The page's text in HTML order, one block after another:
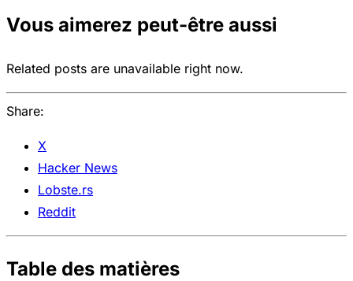
Vous aimerez peut-être aussi
Related posts are unavailable right now.
Share:
X
Hacker News
Lobste.rs
Reddit
Table des matières